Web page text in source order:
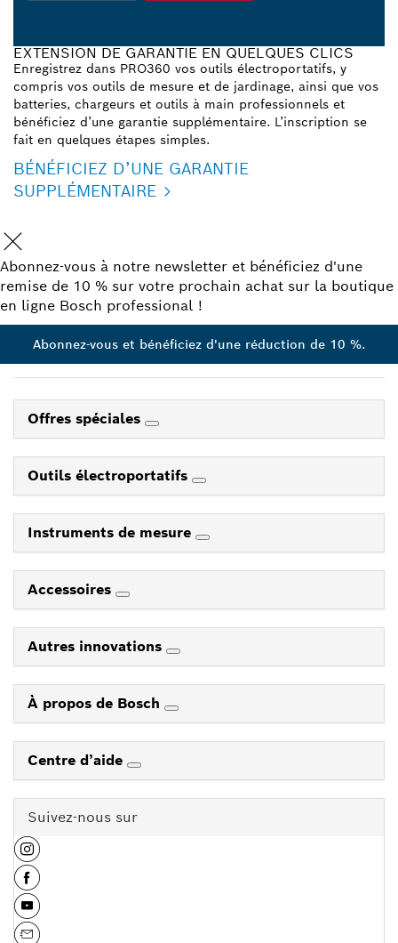
EXTENSION DE GARANTIE EN QUELQUES CLICS
Enregistrez dans PRO360 vos outils électroportatifs, y
compris vos outils de mesure et de jardinage, ainsi que vos
batteries, chargeurs et outils à main professionnels et
bénéficiez d’une garantie supplémentaire. L’inscription se
fait en quelques étapes simples.
BÉNÉFICIEZ D’UNE GARANTIE
SUPPLÉMENTAIRE
Abonnez-vous à notre newsletter et bénéficiez d'une
remise de 10 % sur votre prochain achat sur la boutique
en ligne Bosch professional !
Abonnez-vous et bénéficiez d'une réduction de 10 %.
Offres spéciales
Outils électroportatifs
Instruments de mesure
Accessoires
Autres innovations
À propos de Bosch
Centre d’aide
Suivez-nous sur